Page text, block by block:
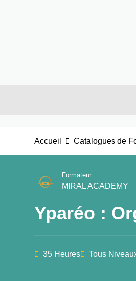
Accueil Catalogues de
Formateur
MIRAL ACADEMY
Yparéo :
35 Heures Tous